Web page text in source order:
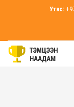
Утас: